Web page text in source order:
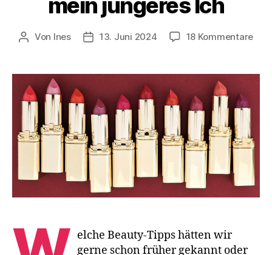
Beitragsautor
Von Ines Veröffentlichungsdatum
13. Juni 2024 18 Kommentarezu
5
elche Beauty-Tipps hätten wir
gerne schon früher gekannt oder